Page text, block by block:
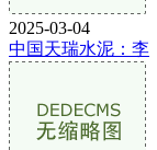
2025-03-04
中国天瑞水泥：李